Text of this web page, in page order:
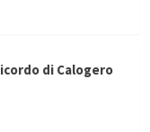
di Calogero